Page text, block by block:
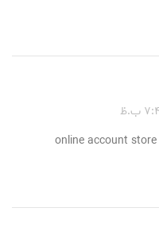
online account store